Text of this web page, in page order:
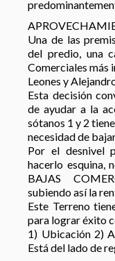
Una de las
del predio, una
Comerciales más
Leones y
Esta decisión
de ayudar a la
sótanos 1 y 2
necesidad de
Por el desnivel
hacerlo esquina,
BAJAS
subiendo así la
Este Terreno
para lograr éxito
1) Ubicación 2)
Está del lado de